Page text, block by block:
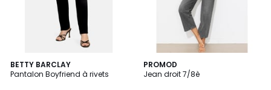
BETTY BARCLAY
Pantalon Boyfriend à rivets
PROMOD
Jean droit 7/8è
2
Couleurs